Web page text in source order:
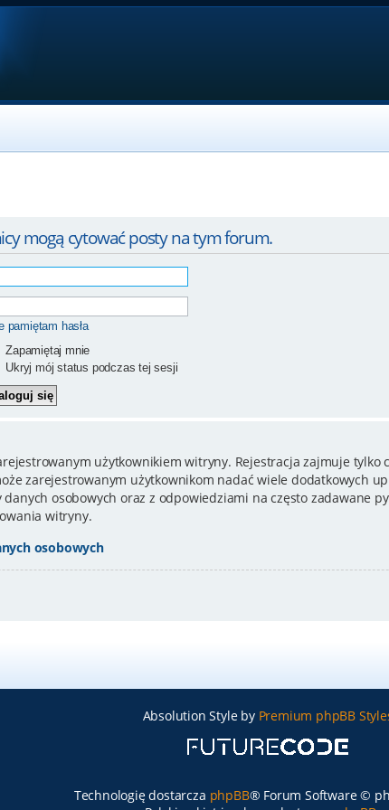
mogą cytować posty na tym forum.
pamiętam hasła
Zapamiętaj mnie
Ukryj mój status podczas tej sesji
użytkownikiem witryny. Rejestracja zajmuje tylko
zarejestrowanym użytkownikom nadać wiele dodatkowych
osobowych oraz z odpowiedziami na często zadawane
witryny.
osobowych
Absolution Style by Premium phpBB
Technologię dostarcza phpBB® Forum Software ©